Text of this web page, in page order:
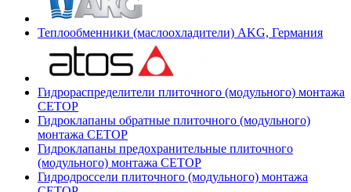
Теплообменники (маслоохладители) AKG, Германия
Гидрораспределители плиточного (модульного) монтажа
СЕТОР
Гидроклапаны обратные плиточного (модульного)
монтажа CETOP
Гидроклапаны предохранительные плиточного
(модульного) монтажа CETOP
Гидродроссели плиточного (модульного) монтажа